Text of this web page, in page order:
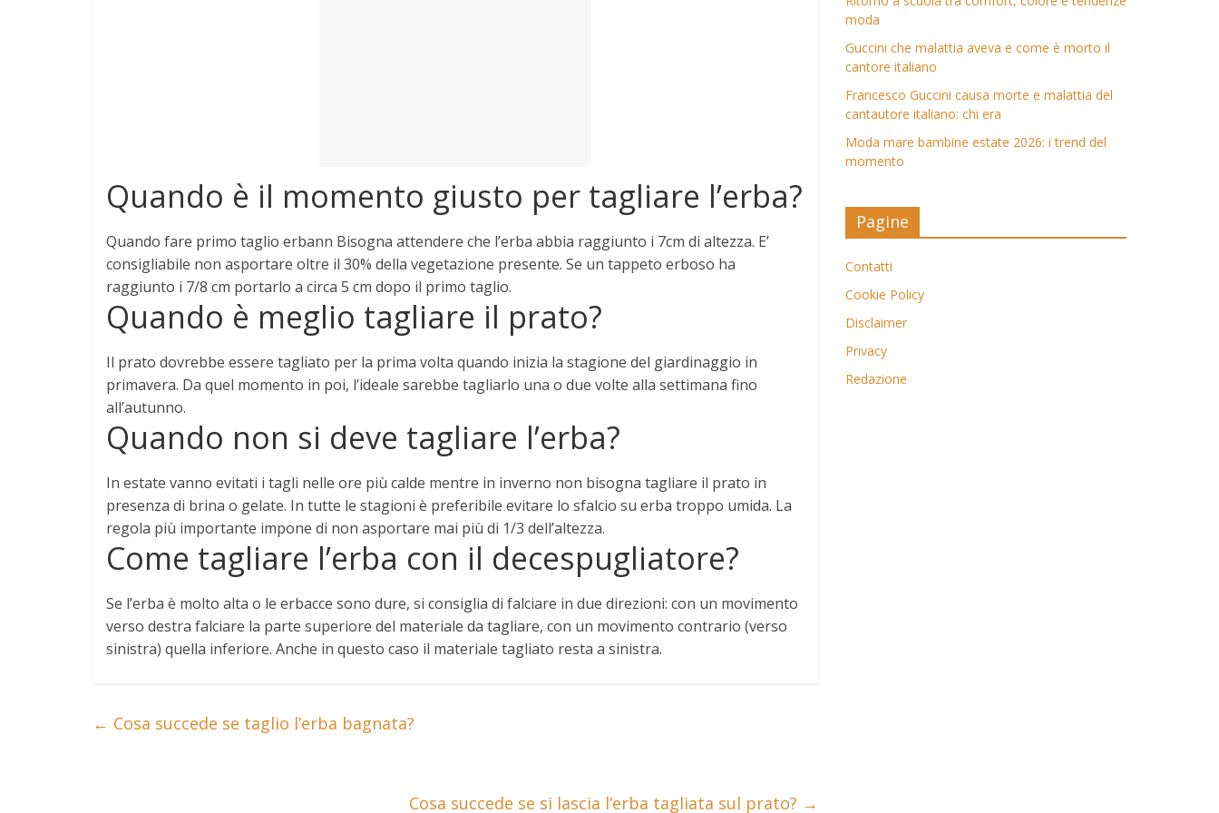
Quando è il momento giusto per tagliare l’erba?
Quando fare primo taglio erbann Bisogna attendere che l’erba abbia raggiunto i 7cm di altezza. E’
consigliabile non asportare oltre il 30% della vegetazione presente. Se un tappeto erboso ha
raggiunto i 7/8 cm portarlo a circa 5 cm dopo il primo taglio.
Quando è meglio tagliare il prato?
Il prato dovrebbe essere tagliato per la prima volta quando inizia la stagione del giardinaggio in
primavera. Da quel momento in poi, l’ideale sarebbe tagliarlo una o due volte alla settimana fino
all’autunno.
Quando non si deve tagliare l’erba?
In estate vanno evitati i tagli nelle ore più calde mentre in inverno non bisogna tagliare il prato in
presenza di brina o gelate. In tutte le stagioni è preferibile evitare lo sfalcio su erba troppo umida. La
regola più importante impone di non asportare mai più di 1/3 dell’altezza.
Come tagliare l’erba con il decespugliatore?
Se l’erba è molto alta o le erbacce sono dure, si consiglia di falciare in due direzioni: con un movimento
verso destra falciare la parte superiore del materiale da tagliare, con un movimento contrario (verso
sinistra) quella inferiore. Anche in questo caso il materiale tagliato resta a sinistra.
← Cosa succede se taglio l’erba bagnata?
Cosa succede se si lascia l’erba tagliata sul prato? →
moda
Guccini che malattia aveva e come è morto il
cantore italiano
Francesco Guccini causa morte e malattia del
cantautore italiano: chi era
Moda mare bambine estate 2026: i trend del
momento
Pagine
Contatti
Cookie Policy
Disclaimer
Privacy
Redazione